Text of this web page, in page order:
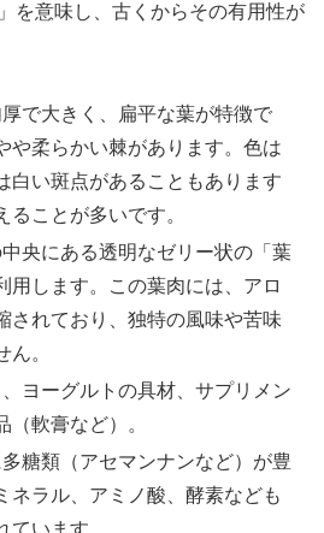
を意味し、古くからその有用性が
厚で大きく、扁平な葉が特徴で
や柔らかい棘があります。色は
白い斑点があることもあります
ることが多いです。
央にある透明なゼリー状の「葉
用します。この葉肉には、アロ
されており、独特の風味や苦味
ん。
ヨーグルトの具材、サプリメン
（軟膏など）。
糖類（アセマンナンなど）が豊
ネラル、アミノ酸、酵素なども